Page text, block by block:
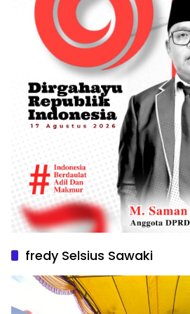
fredy Selsius Sawaki